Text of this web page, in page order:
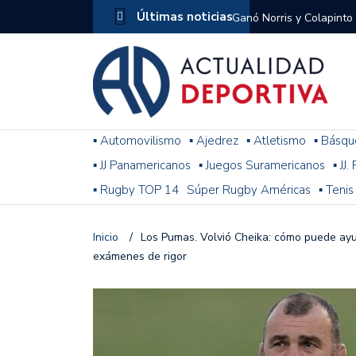
Últimas noticiasGanó Norris y
1
El penal de Barracas
Monumental
Se jugó una nueva
Arrancó el Torneo
Franco Colapinto giró
Racing le ganó a
omitió un penal de Sosa
▪ Automovilismo ▪ Ajedrez ▪ Atletismo ▪
▪ JJ Panamericanos ▪ Juegos Suramericanos ▪
▪ Rugby TOP 14 Súper Rugby Américas ▪ Tenis
Inicio / Los Pumas. Volvió Cheika: cómo puede
exámenes de rigor